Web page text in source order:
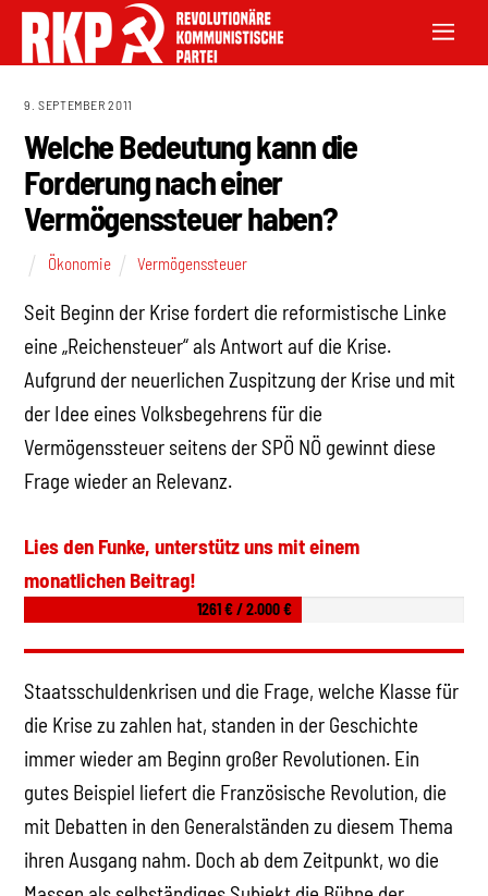
9. SEPTEMBER 2011
Welche Bedeutung kann die
Forderung nach einer
Vermögenssteuer haben?
Ökonomie Vermögenssteuer
Seit Beginn der Krise fordert die reformistische Linke
eine „Reichensteuer“ als Antwort auf die Krise.
Aufgrund der neuerlichen Zuspitzung der Krise und mit
der Idee eines Volksbegehrens für die
Vermögenssteuer seitens der SPÖ NÖ gewinnt diese
Frage wieder an Relevanz.
Lies den Funke, unterstütz uns mit einem
monatlichen Beitrag!
1261 € / 2.000 €
Staatsschuldenkrisen und die Frage, welche Klasse für
die Krise zu zahlen hat, standen in der Geschichte
immer wieder am Beginn großer Revolutionen. Ein
gutes Beispiel liefert die Französische Revolution, die
mit Debatten in den Generalständen zu diesem Thema
ihren Ausgang nahm. Doch ab dem Zeitpunkt, wo die